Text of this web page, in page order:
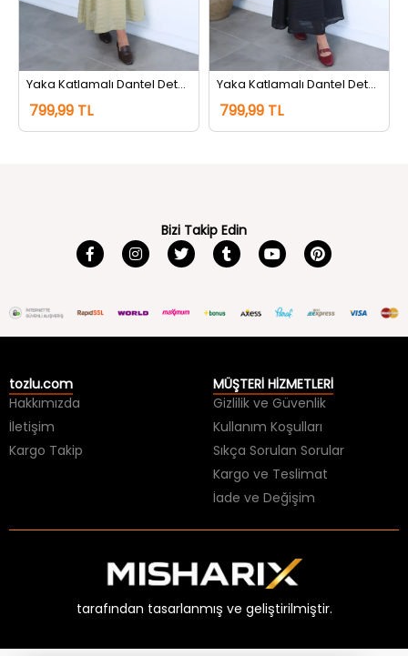
Yaka Katlamalı Dantel Detaylı Bluz Etek Tesettür İkili Takım Haki
799,99 TL 799,99 TL
Hakkımızda
İletişim
Kargo Takip
Gizlilik ve Güvenlik
Kullanım Koşulları
Sıkça Sorulan Sorular
Kargo ve Teslimat
İade ve Değişim
tarafından tasarlanmış ve geliştirilmiştir.